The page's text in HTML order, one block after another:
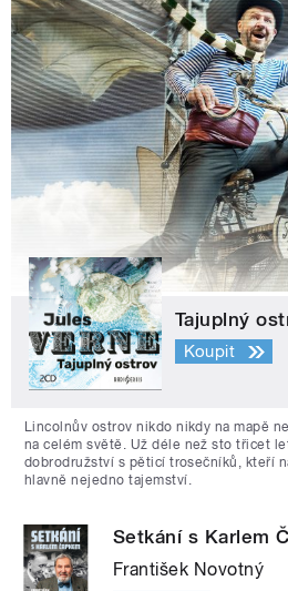
Tajuplný
Koupit
Lincolnův ostrov nikdo nikdy na mapě
na celém světě. Už déle než sto třicet
dobrodružství s pěticí trosečníků, kteří
hlavně nejedno tajemství.
Setkání s Karlem
František Novotný